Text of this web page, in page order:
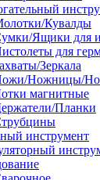
Кувалды
Ящики для
для
Зеркала
Ножницы/
магнитные
Планки
инструмент